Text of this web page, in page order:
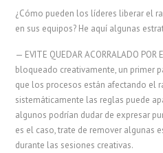
¿Cómo pueden los líderes liberar el
en sus equipos? He aquí algunas
— EVITE QUEDAR ACORRALADO POR
bloqueado creativamente, un primer
que los procesos están afectando el
sistemáticamente las reglas puede
algunos podrían dudar de expresar
es el caso, trate de remover algunas
durante las sesiones creativas.